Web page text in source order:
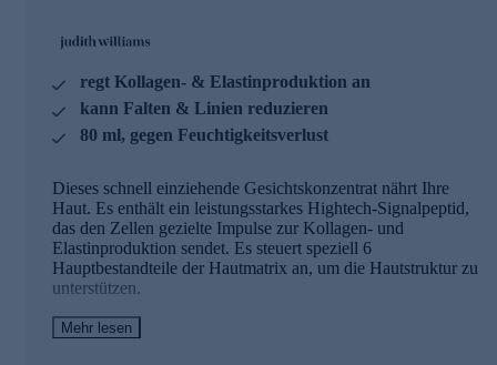
regt Kollagen- & Elastinproduktion an
kann Falten & Linien reduzieren
80 ml, gegen Feuchtigkeitsverlust
Dieses schnell einziehende Gesichtskonzentrat nährt Ihre
Haut. Es enthält ein leistungsstarkes Hightech-Signalpeptid,
das den Zellen gezielte Impulse zur Kollagen- und
Elastinproduktion sendet. Es steuert speziell 6
Hauptbestandteile der Hautmatrix an, um die Hautstruktur zu
unterstützen.
Falten & Linien werden reduziert
Mehr lesen